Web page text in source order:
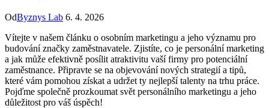
OdByznys Lab 6. 4. 2026
Vítejte v našem ​článku o osobním‌ marketingu a jeho významu ⁣pro
budování značky zaměstnavatele. Zjistíte, co⁤ je personální marketing
a jak může efektivně posílit ‍atraktivitu vaší firmy pro potenciální
zaměstnance. Připravte se ⁣na ⁣objevování nových strategií a tipů,
které vám pomohou získat a udržet ty nejlepší talenty ​na trhu ​práce.
Pojďme společně prozkoumat svět personálního marketingu a jeho
⁤důležitost pro váš úspěch!